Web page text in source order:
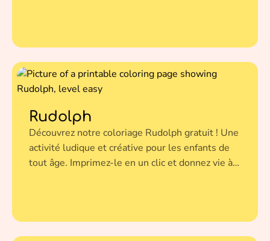
Rudolph
Découvrez notre coloriage Rudolph gratuit ! Une
activité ludique et créative pour les enfants de
tout âge. Imprimez-le en un clic et donnez vie à